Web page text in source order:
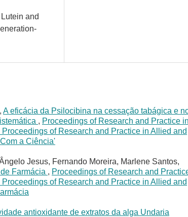
and
A eficácia da Psilocibina na cessação tabágica e
, Proceedings of Research and Practice in
of Research and Practice in Allied and
a Ciência'
Jesus, Fernando Moreira, Marlene Santos,
Farmácia , Proceedings of Research and
of Research and Practice in Allied and
antioxidante de extratos da alga Undaria